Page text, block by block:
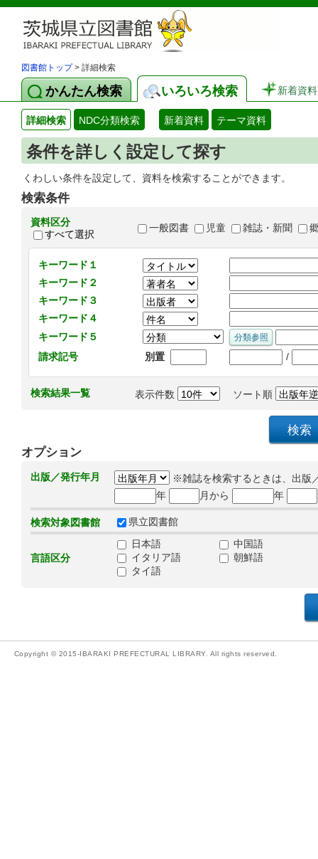
図書館トップ> 詳細検索
かんたん検索 いろいろ検索 新着資料
詳細検索 NDC分類検索 新着資料 テーマ資料
条件を詳しく設定して探す
くわしい条件を設定して、資料を検索することができます。
検索条件
資料区分
すべて選択
一般図書 児童 雑誌・新聞
キーワード１
キーワード２
キーワード３
キーワード４
キーワード５
請求記号
別置 /
検索結果一覧 表示件数 ソート順
オプション
出版／発行年月
※雑誌を検索するときは、出版
年
月から 年
検索対象図書館 県立図書館
言語区分
日本語
中国語
イタリア語
朝鮮語
タイ語
Copyright © 2015-IBARAKI PREFECTURAL LIBRARY. All rights reserved.